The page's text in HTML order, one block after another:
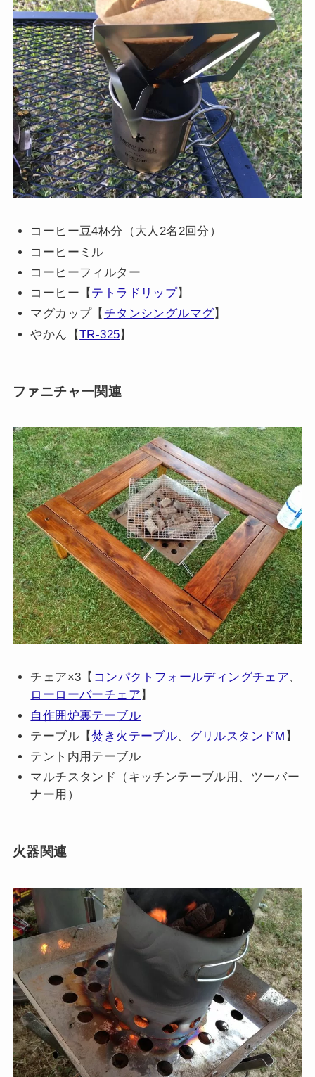
コーヒー豆4杯分（大人2名2回分）
コーヒーミル
コーヒーフィルター
コーヒー【 テトラドリップ】
マグカップ【 チタンシングルマグ】
やかん【TR-325】
ファニチャー関連
チェア×3【 コンパクトフォールディングチェア、
ローローバーチェア 】
自作囲炉裏テーブル
テーブル【焚き火テーブル、 グリルスタンドM 】
テント内用テーブル
マルチスタンド（キッチンテーブル用、ツーバー
ナー用）
火器関連